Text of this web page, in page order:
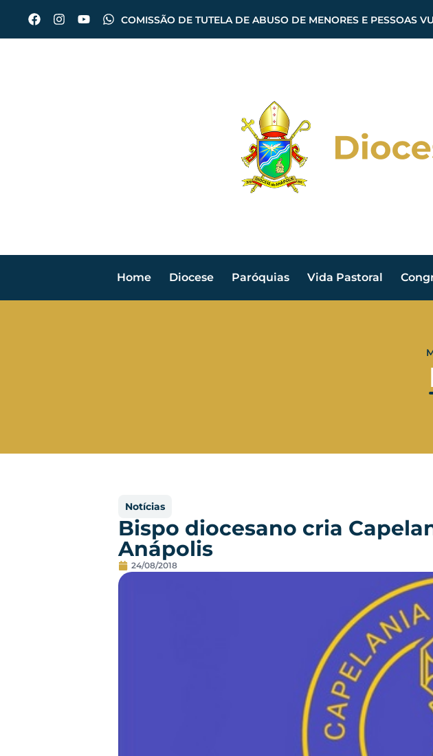
COMISSÃO DE TUTELA DE ABUSO DE MENORES E PESSOAS
Home Diocese Paróquias Vida Pastoral
Notícias
Bispo diocesano cria
Anápolis
24/08/2018